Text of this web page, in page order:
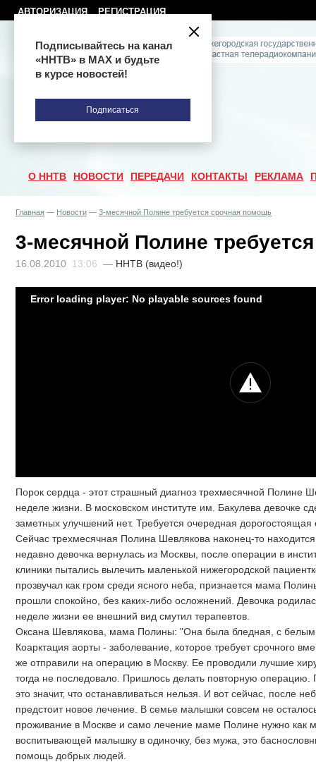
АВТОРИЗАЦИЯ РЕГИСТРАЦИЯ
О ННТВ НОВОСТИ ПЕРЕДАЧИ КОНТАКТЫ РЕКЛАМА
Главная — Новости — 3-месячной Полине требуется срочная помощь
3-месячной Полине
16.08.2010 13:06 — ННТВ (видео!)
Error loading player: No playable sources found
Порок сердца - этот страшный диагноз трехмесячной Полине
неделе жизни. В московском институте им. Бакулева девочке
заметных улучшений нет. Требуется очередная дорогостоящая
Сейчас трехмесячная Полина Шевлякова наконец-то
недавно девочка вернулась из Москвы, после операции в
клиники пытались вылечить маленькой нижегородской
прозвучал как гром среди ясного неба, признается мама
прошли спокойно, без каких-либо осложнений. Девочка
неделе жизни ее внешний вид смутил терапевтов.
Оксана Шевлякова, мама Полины: "Она была бледная, с
Коарктация аорты - заболевание, которое требует срочного
же отправили на операцию в Москву. Ее проводили лучшие
тогда не последовало. Пришлось делать повторную
это значит, что останавливаться нельзя. И вот сейчас, после
предстоит новое лечение. В семье малышки совсем не
проживание в Москве и само лечение маме Полине нужно как
воспитывающей малышку в одиночку, без мужа, это
помощь добрых людей.
Подписывайтесь на канал
«ННТВ» в МАХ и будьте
в курсе новостей!
Подписаться